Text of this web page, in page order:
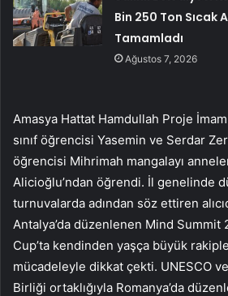
Bin 250 Ton Sıcak
Tamamladı
Ağustos 7, 2026
Amasya Hattat Hamdullah Proje
sınıf öğrencisi Yasemin ve Serdar
öğrencisi Mihrimah mangalayı
Alicioğlu’ndan öğrendi. İl genelinde
turnuvalarda adından söz ettiren
Antalya’da düzenlenen Mind Summit
Cup’ta kendinden yaşça büyük
mücadeleyle dikkat çekti. UNESCO
Birliği ortaklığıyla Romanya’da